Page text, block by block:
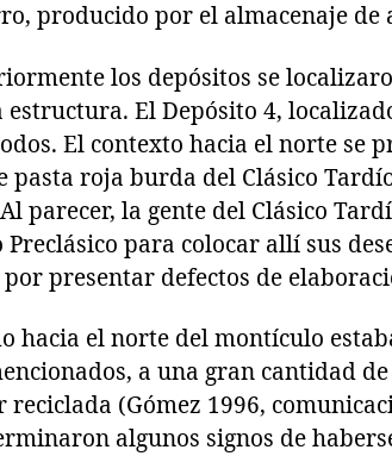
producido por el almacenaje
los depósitos se
El Depósito 4,
El contexto hacia el norte se
pasta roja burda del Clásico
parecer, la gente del Clásico
para colocar allí sus
presentar defectos de
hacia el norte del montículo
a una gran cantidad
reciclada (Gómez 1996,
algunos signos de